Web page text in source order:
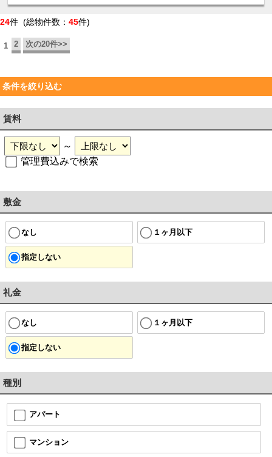
24件 (総物件数： 45件)
1 2 次の20件>>
条件を絞り込む
賃料
～
管理費込みで検索
敷金
なし １ヶ月以下
指定しない
礼金
なし １ヶ月以下
指定しない
種別
アパート
マンション